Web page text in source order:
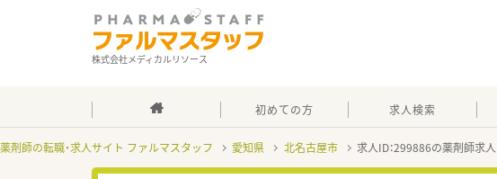
株式会社メディカルリソース
初めての方 求人検索
薬剤師の転職・求人サイト ファルマスタッフ 愛知県 北名古屋市 求人ID：299886の薬剤師求人